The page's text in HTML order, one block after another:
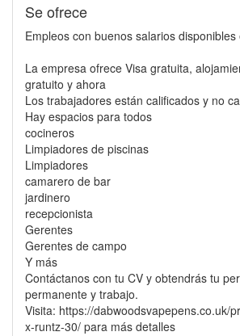
Se ofrece
Empleos con buenos salarios
La empresa ofrece Visa gratuita,
gratuito y ahora
Los trabajadores están calificados y no
Hay espacios para todos
cocineros
Limpiadores de piscinas
Limpiadores
camarero de bar
jardinero
recepcionista
Gerentes
Gerentes de campo
Y más
Contáctanos con tu CV y obtendrás tu
permanente y trabajo.
Visita: https://dabwoodsvapepens.co.uk/
x-runtz-30/ para más detalles